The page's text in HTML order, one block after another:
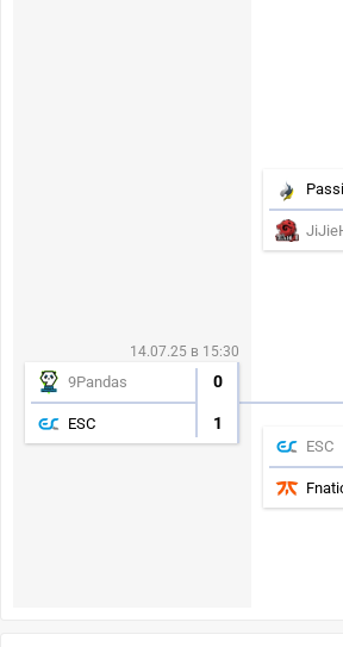
14.07.25 в 15:30
9Pandas 0
ESC 1
ESC